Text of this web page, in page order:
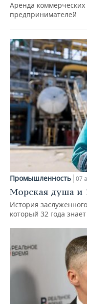
Аренда
предпринимателей
Промышленность 07
Морская душа и
История
который 32 года